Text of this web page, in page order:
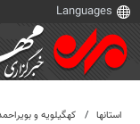
استانها کهگیلویه و